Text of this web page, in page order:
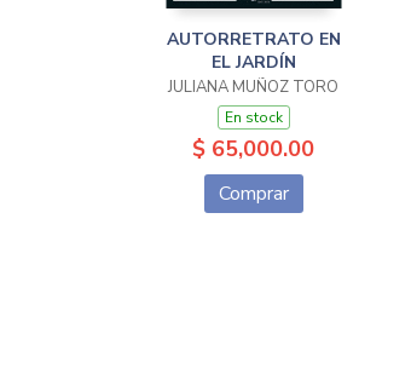
AUTORRETRATO EN
EL JARDÍN
JULIANA MUÑOZ TORO
En stock
$ 65,000.00
Comprar